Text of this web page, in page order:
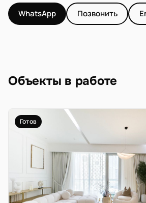
WhatsApp Позвонить
Объекты в работе
Готов